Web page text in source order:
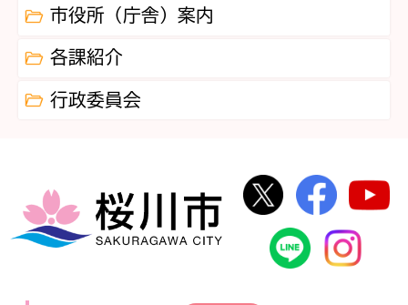
市役所（庁舎）案内
各課紹介
行政委員会
桜川市
桜川市公式
桜川
桜川市公